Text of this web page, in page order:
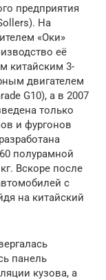
предприятия
На
«Оки»
её
китайским 3-
двигателем
G10), а в 2007
только
и фургонов
полурамной
Вскоре после
с
на китайский
панель
кузова, а